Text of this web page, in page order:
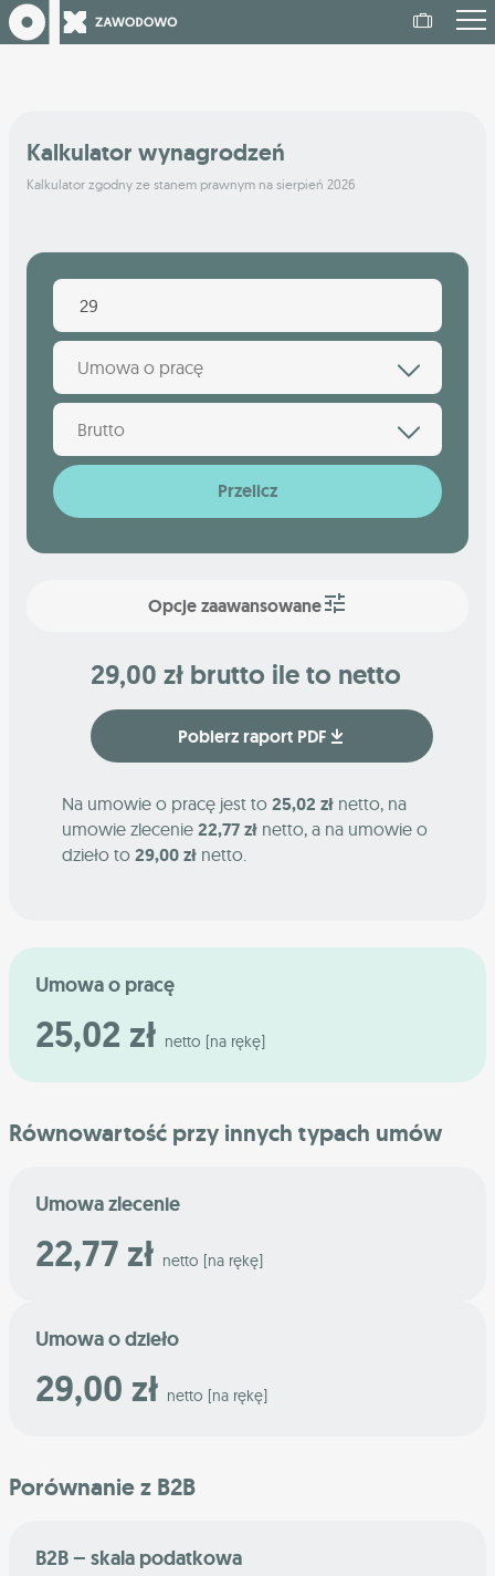
Kalkulator wynagrodzeń
Kalkulator zgodny ze stanem prawnym na sierpień 2026
Umowa o pracę
Brutto
Przelicz
Opcje zaawansowane
29,00 zł brutto ile to netto
Pobierz raport PDF
Na umowie o pracę jest to 25,02 zł netto, na
umowie zlecenie 22,77 zł netto, a na umowie o
dzieło to 29,00 zł netto.
Umowa o pracę
25,02 zł netto [na rękę]
Równowartość przy innych typach umów
Umowa zlecenie
22,77 zł netto [na rękę]
Umowa o dzieło
29,00 zł netto [na rękę]
Porównanie z B2B
B2B – skala podatkowa